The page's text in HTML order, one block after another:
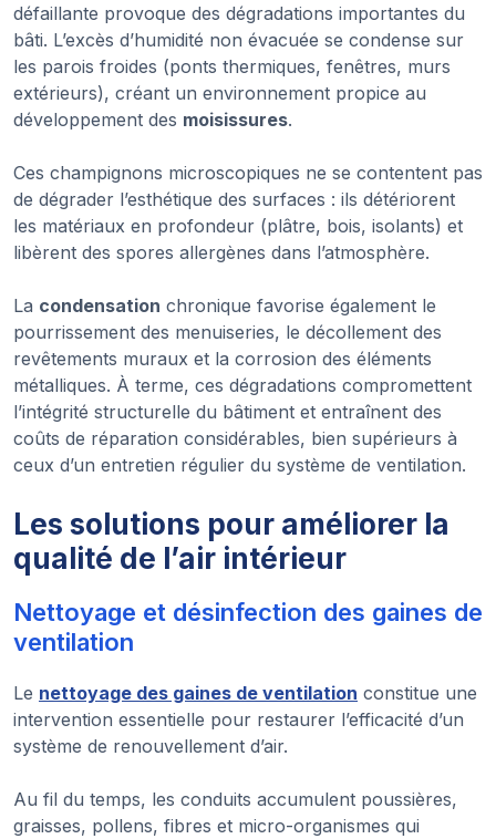
défaillante provoque des dégradations importantes du
bâti. L’excès d’humidité non évacuée se condense sur
les parois froides (ponts thermiques, fenêtres, murs
extérieurs), créant un environnement propice au
développement des moisissures.
Ces champignons microscopiques ne se contentent pas
de dégrader l’esthétique des surfaces : ils détériorent
les matériaux en profondeur (plâtre, bois, isolants) et
libèrent des spores allergènes dans l’atmosphère.
La condensation chronique favorise également le
pourrissement des menuiseries, le décollement des
revêtements muraux et la corrosion des éléments
métalliques. À terme, ces dégradations compromettent
l’intégrité structurelle du bâtiment et entraînent des
coûts de réparation considérables, bien supérieurs à
ceux d’un entretien régulier du système de ventilation.
Les solutions pour améliorer la
qualité de l’air intérieur
Nettoyage et désinfection des gaines de
ventilation
Le nettoyage des gaines de ventilation constitue une
intervention essentielle pour restaurer l’efficacité d’un
système de renouvellement d’air.
Au fil du temps, les conduits accumulent poussières,
graisses, pollens, fibres et micro-organismes qui